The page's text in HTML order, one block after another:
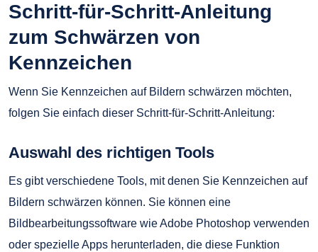
Schritt-für-Schritt-Anleitung
zum Schwärzen von
Kennzeichen
Wenn Sie Kennzeichen auf Bildern schwärzen möchten,
folgen Sie einfach dieser Schritt-für-Schritt-Anleitung:
Auswahl des richtigen Tools
Es gibt verschiedene Tools, mit denen Sie Kennzeichen auf
Bildern schwärzen können. Sie können eine
Bildbearbeitungssoftware wie Adobe Photoshop verwenden
oder spezielle Apps herunterladen, die diese Funktion